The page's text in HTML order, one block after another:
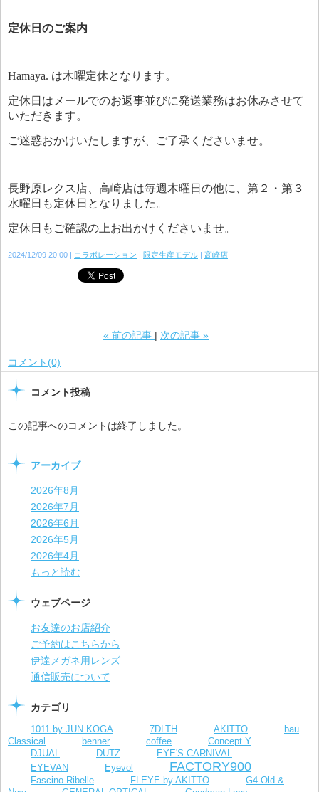
定休日のご案内
Hamaya. は木曜定休となります。
定休日はメールでのお返事並びに発送業務はお休みさせて
いただきます。
ご迷惑おかけいたしますが、ご了承くださいませ。
長野原レクス店、高崎店は毎週木曜日の他に、第２・第３
水曜日も定休日となりました。
定休日もご確認の上お出かけくださいませ。
2024/12/09 20:00 コラボレーション 限定生産モデル 高崎店
« 前の記事 次の記事 »
コメント(0)
コメント投稿
この記事へのコメントは終了しました。
アーカイブ
2026年8月
2026年7月
2026年6月
2026年5月
2026年4月
もっと読む
ウェブページ
お友達のお店紹介
ご予約はこちらから
伊達メガネ用レンズ
通信販売について
カテゴリ
1011 by JUN KOGA 7DLTH AKITTO
bau
Classical
benner coffee Concept Y
DJUAL DUTZ
EYE'S CARNIVAL
EYEVAN
Eyevol FACTORY900
Fascino Ribelle FLEYE by AKITTO
G4 Old &